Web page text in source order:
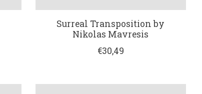
Surreal Transposition by
Nikolas Mavresis
€30,49